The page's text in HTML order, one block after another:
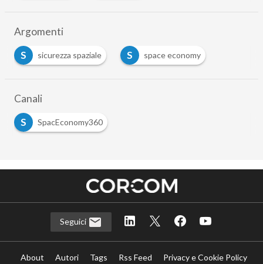
Argomenti
S
sicurezza spaziale S space economy
Canali
S
SpacEconomy360
Seguici
About Autori Tags Rss Feed
Privacy e Cookie Policy